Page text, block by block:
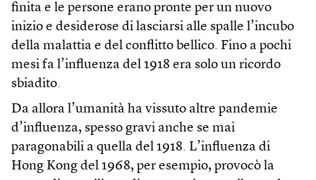
finita e le persone erano pronte per un nuovo
inizio e desiderose di lasciarsi alle spalle l’incubo
della malattia e del conflitto bellico. Fino a pochi
mesi fa l’influenza del 1918 era solo un ricordo
sbiadito.
Da allora l’umanità ha vissuto altre pandemie
d’influenza, spesso gravi anche se mai
paragonabili a quella del 1918. L’influenza di
Hong Kong del 1968, per esempio, provocò la